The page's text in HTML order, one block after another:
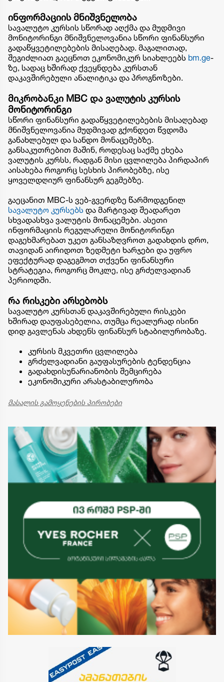
ინფორმაციის მნიშვნელობა
სავალუტო კურსის სწორად აღქმა და მუდმივი
მონიტორინგი მნიშვნელოვანია სწორი ფინანსური
გადაწყვეტილებების მისაღებად. მაგალითად,
შეგიძლიათ გაეცნოთ ეკონომიკურ სიახლეებს bm.ge-
ზე, სადაც ხშირად ქვეყნდება კურსთან
დაკავშირებული ანალიტიკა და პროგნოზები.
მიკრობანკი MBC და ვალუტის კურსის
მონიტორინგი
სწორი ფინანსური გადაწყვეტილებების მისაღებად
მნიშვნელოვანია მუდმივად გქონდეთ წვდომა
განახლებულ და სანდო მონაცემებზე.
განსაკუთრებით მაშინ, როდესაც საქმე ეხება
ვალუტის კურსს, რადგან მისი ცვლილება პირდაპირ
აისახება როგორც სესხის პირობებზე, ისე
ყოველდღიურ ფინანსურ გეგმებზე.
გაეცანით MBC-ს ვებ-გვერდზე წარმოდგენილ
სავალუტო კურსებს და მარტივად შეადარეთ
სხვადასხვა ვალუტის მონაცემები. ასეთი
ინფორმაციის რეგულარული მონიტორინგი
დაგეხმარებათ უკეთ განსაზღვროთ გადახდის დრო,
თავიდან აირიდოთ ზედმეტი ხარჯები და უფრო
ეფექტურად დაგეგმოთ თქვენი ფინანსური
სტრატეგია, როგორც მოკლე, ისე გრძელვადიან
პერიოდში.
რა რისკები არსებობს
სავალუტო კურსთან დაკავშირებული რისკები
ხშირად დაუფასებელია, თუმცა რეალურად ისინი
დიდ გავლენას ახდენს ფინანსურ სტაბილურობაზე.
კურსის მკვეთრი ცვლილება
გრძელვადიანი გაუფასურების ტენდენცია
გადახდისუნარიანობის შემცირება
ეკონომიკური არასტაბილურობა
მასალის გამოყენების პირობები